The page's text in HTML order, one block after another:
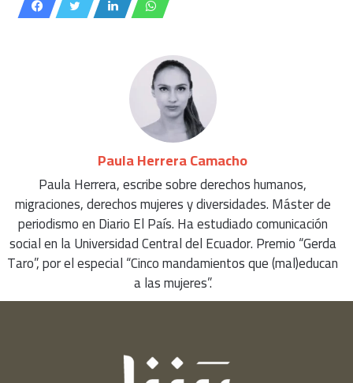
Paula Herrera Camacho
Paula Herrera, escribe sobre derechos humanos,
migraciones, derechos mujeres y diversidades. Máster de
periodismo en Diario El País. Ha estudiado comunicación
social en la Universidad Central del Ecuador. Premio “Gerda
Taro”, por el especial “Cinco mandamientos que (mal)educan
a las mujeres”.